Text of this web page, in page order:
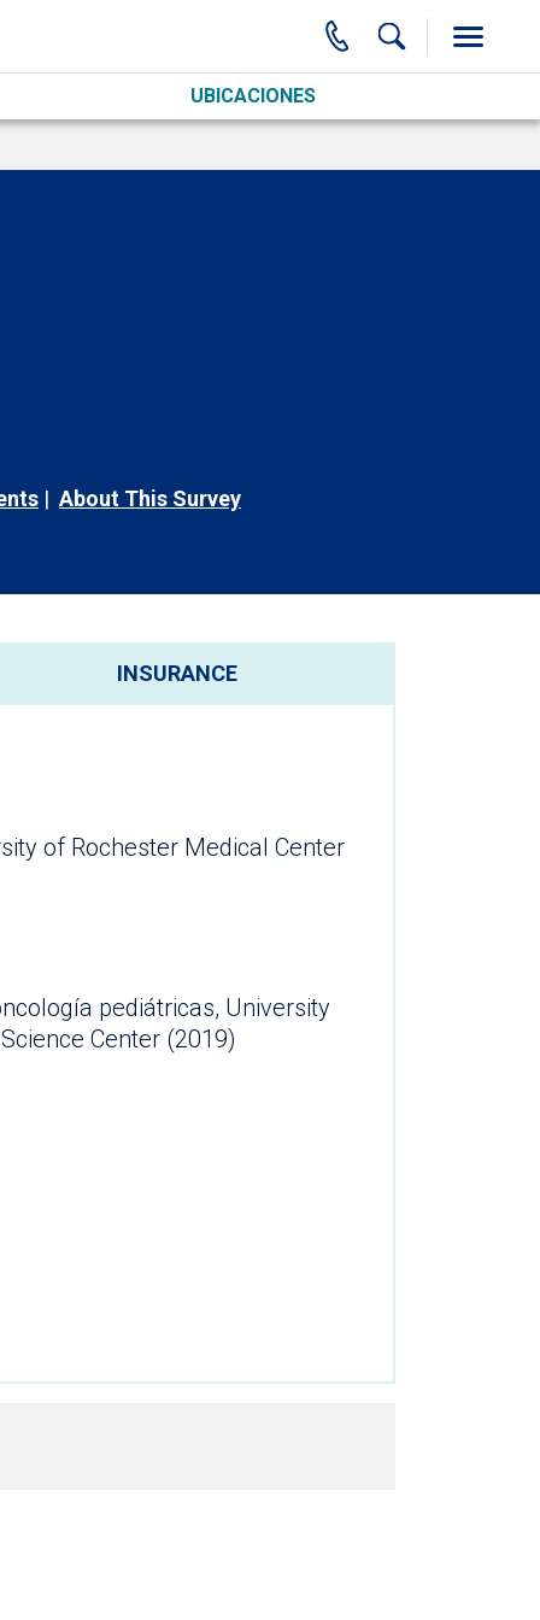
UBICACIONES
About This Survey
INSURANCE
of Rochester Medical Center
pediátricas, University
of Texas Health Science Center (2019)